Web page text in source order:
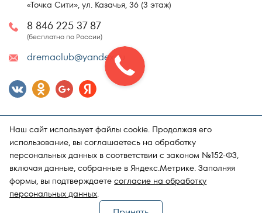
«Точка Сити», ул. Казачья, 36 (3 этаж)
8 846 225 37 87
(бесплатно по России)
dremaclub@yandex.ru
Магазин матрасов "DRёMA" Поддержка и продвижение сайта
Карта сайта Политика конфиденциальности
Наш сайт использует файлы cookie. Продолжая его
использование, вы соглашаетесь на обработку
персональных данных в соответствии с законом №152-ФЗ,
включая данные, собранные в Яндекс.Метрике. Заполняя
формы, вы подтверждаетесогласие на обработку
персональных данных.